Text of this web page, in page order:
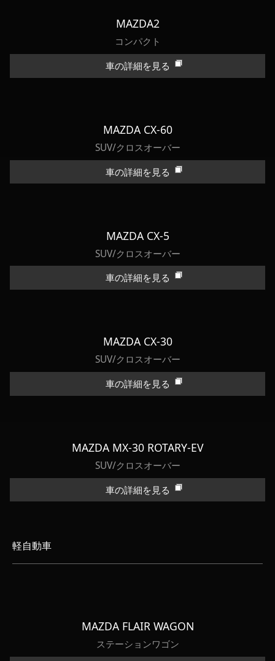
コンパクト
車の詳細を見る
MAZDA2
SUV/クロスオーバー
車の詳細を見る
MAZDA CX-60
SUV/クロスオーバー
車の詳細を見る
MAZDA CX-5
SUV/クロスオーバー
車の詳細を見る
MAZDA CX-30
SUV/クロスオーバー
車の詳細を見る
MAZDA MX-30 ROTARY-EV
軽自動車
ステーションワゴン
MAZDA FLAIR WAGON